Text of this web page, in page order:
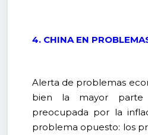
4. CHINA EN
Alerta de problemas
bien la mayor
preocupada por la
problema opuesto: los